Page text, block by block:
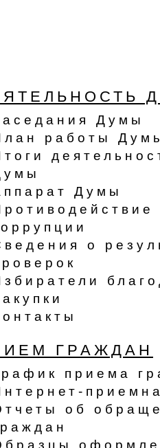
Думы
работы
Думы
о
ГРАЖДАН
приема
об